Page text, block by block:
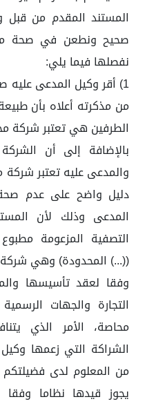
المستند المقدم من قبل
صحيح ونطعن في صحة
نفصلها فيما يلي:
1) أقر وكيل المدعى عليه
من مذكرته أعلاه بأن
الطرفين هي تعتبر شركة
بالإضافة إلى أن
والمدعى عليه تعتبر
دليل واضح على عدم
المدعى وذلك لأن
التصفية المزعومة
((...) المحدودة) وهي
وفقا لعقد تأسيسها
التجارة والجهات
محاصة، الأمر الذي
الشراكة التي زعمها
من المعلوم لدى
يجوز قيدها نظاما